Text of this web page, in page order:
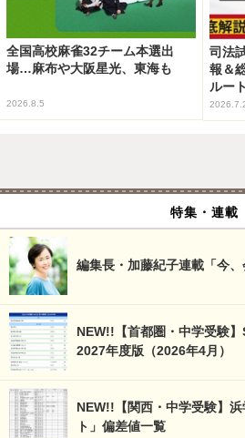
全国高校麻雀32チーム本選出
場…麻布や大阪星光、東海も
2026.8.5
司法
報＆
ルート
特集・連載
編集長・加藤紀子連載「今、
NEW!!【首都圏・中学受験
2027年度版（2026年4月）
NEW!!【関西・中学受験】
ト」偏差値一覧